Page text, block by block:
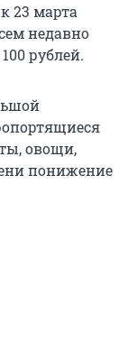
23 марта
недавно
рублей.
овощи,
понижение